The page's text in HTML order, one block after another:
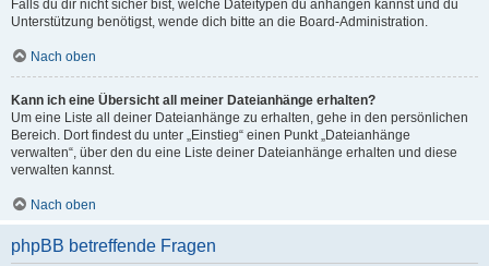
Falls du dir nicht sicher bist, welche Dateitypen du anhängen kannst und du
Unterstützung benötigst, wende dich bitte an die Board-Administration.
Nach oben
Kann ich eine Übersicht all meiner Dateianhänge erhalten?
Um eine Liste all deiner Dateianhänge zu erhalten, gehe in den persönlichen
Bereich. Dort findest du unter „Einstieg“ einen Punkt „Dateianhänge
verwalten“, über den du eine Liste deiner Dateianhänge erhalten und diese
verwalten kannst.
Nach oben
phpBB betreffende Fragen